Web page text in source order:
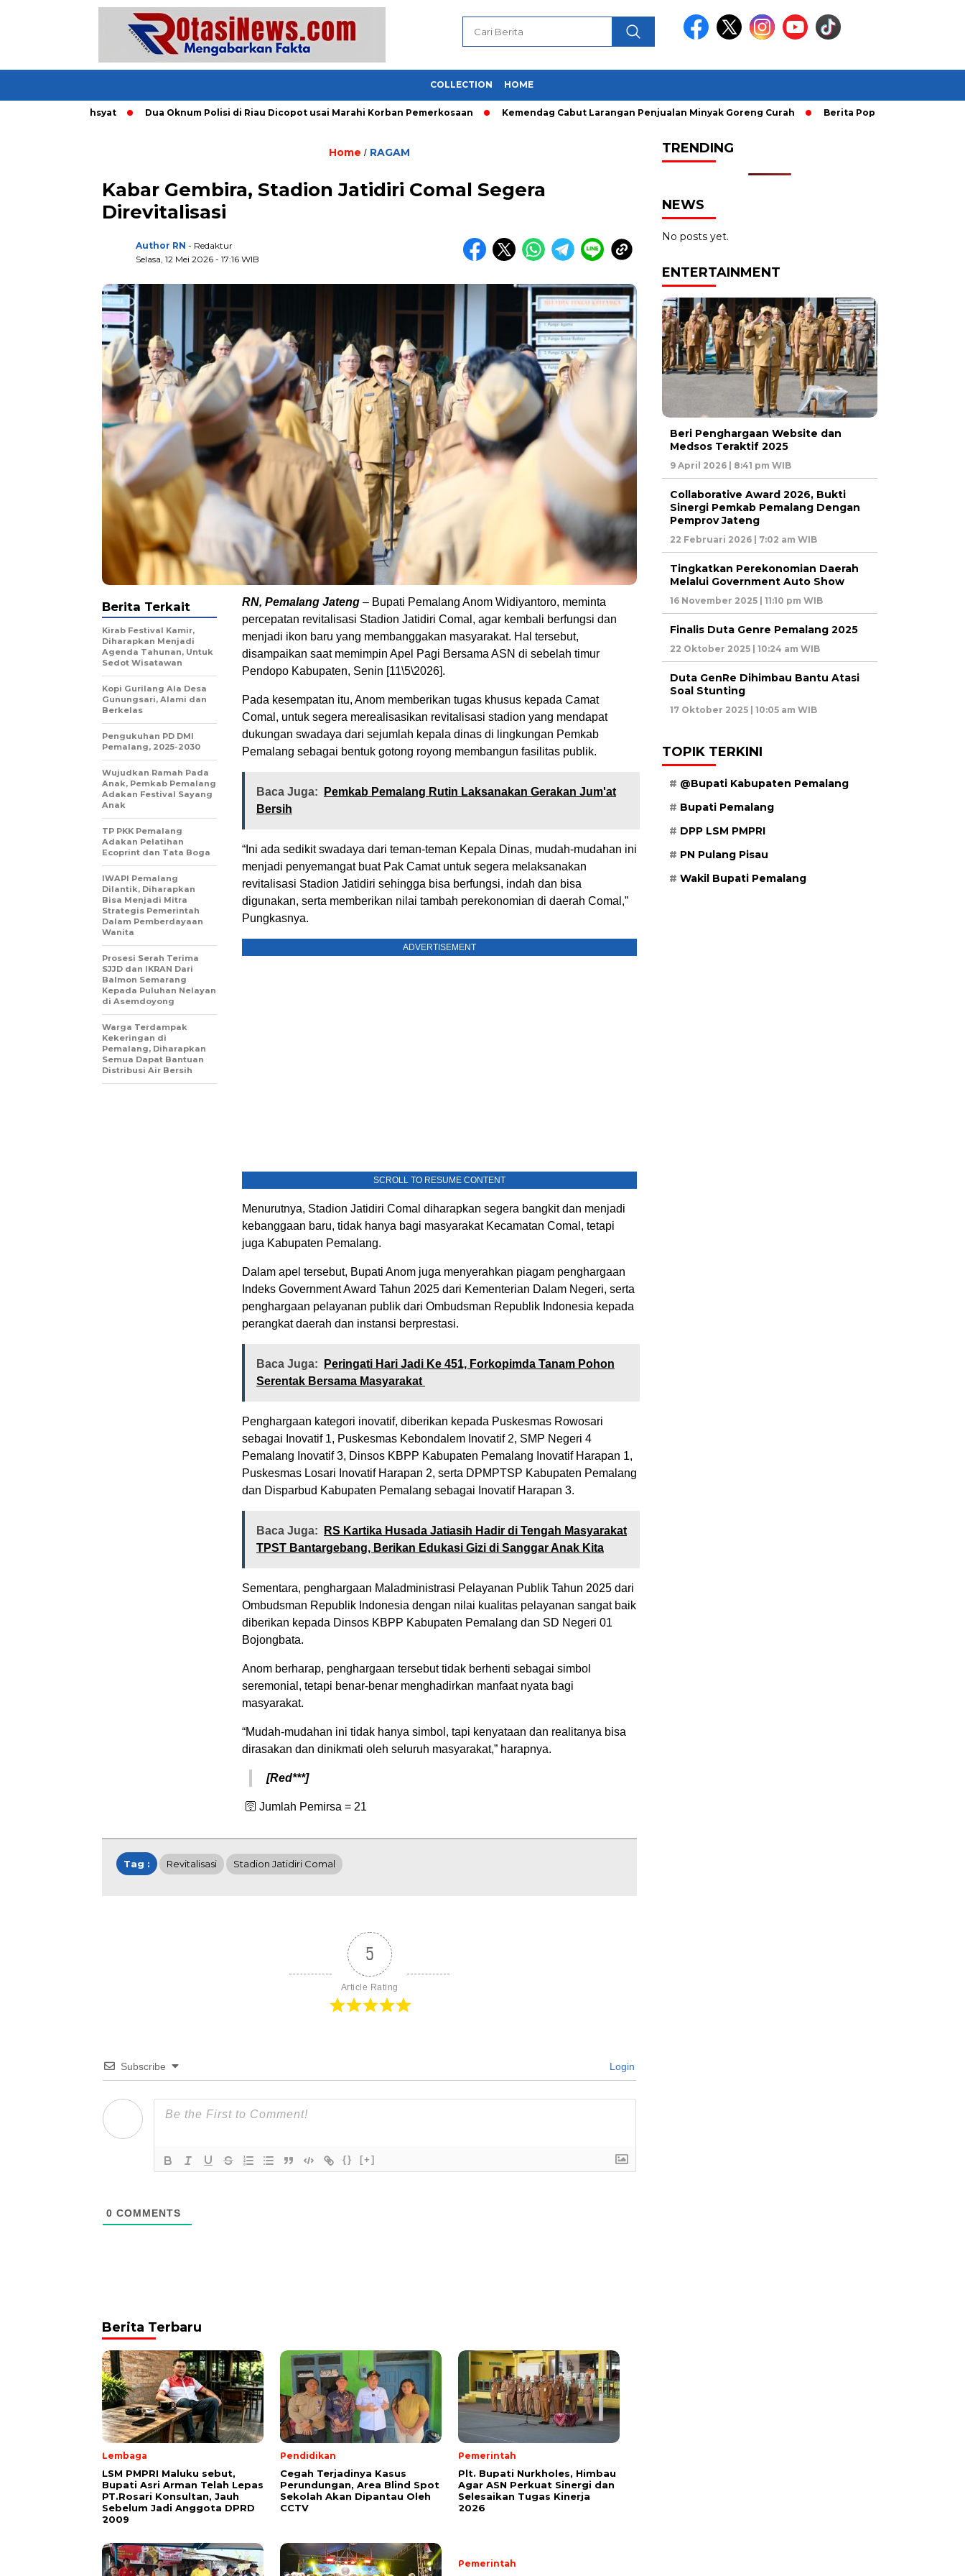
COLLECTION HOME
Dua Oknum Polisi di Riau Dicopot usai Marahi Korban Pemerkosaan Kemendag Cabut Larangan Penjualan Minyak Goreng Curah Berita Populer: Uji Coba Gage ke
Home / RAGAM
Kabar Gembira, Stadion Jatidiri Comal Segera
Direvitalisasi
Author RN - Redaktur
Selasa, 12 Mei 2026 - 17:16 WIB
RN, Pemalang Jateng – Bupati Pemalang Anom Widiyantoro, meminta
percepatan revitalisasi Stadion Jatidiri Comal, agar kembali berfungsi dan
menjadi ikon baru yang membanggakan masyarakat. Hal tersebut,
disampaikan saat memimpin Apel Pagi Bersama ASN di sebelah timur
Pendopo Kabupaten, Senin [11\5\2026].
Pada kesempatan itu, Anom memberikan tugas khusus kepada Camat
Comal, untuk segera merealisasikan revitalisasi stadion yang mendapat
dukungan swadaya dari sejumlah kepala dinas di lingkungan Pemkab
Pemalang sebagai bentuk gotong royong membangun fasilitas publik.
Baca Juga:
Pemkab Pemalang Rutin Laksanakan Gerakan Jum'at
Bersih
“Ini ada sedikit swadaya dari teman-teman Kepala Dinas, mudah-mudahan ini
menjadi penyemangat buat Pak Camat untuk segera melaksanakan
revitalisasi Stadion Jatidiri sehingga bisa berfungsi, indah dan bisa
digunakan, serta memberikan nilai tambah perekonomian di daerah Comal,”
Pungkasnya.
ADVERTISEMENT
SCROLL TO RESUME CONTENT
Menurutnya, Stadion Jatidiri Comal diharapkan segera bangkit dan menjadi
kebanggaan baru, tidak hanya bagi masyarakat Kecamatan Comal, tetapi
juga Kabupaten Pemalang.
Dalam apel tersebut, Bupati Anom juga menyerahkan piagam penghargaan
Indeks Government Award Tahun 2025 dari Kementerian Dalam Negeri, serta
penghargaan pelayanan publik dari Ombudsman Republik Indonesia kepada
perangkat daerah dan instansi berprestasi.
Baca Juga:
Peringati Hari Jadi Ke 451, Forkopimda Tanam Pohon
Serentak Bersama Masyarakat
Penghargaan kategori inovatif, diberikan kepada Puskesmas Rowosari
sebagai Inovatif 1, Puskesmas Kebondalem Inovatif 2, SMP Negeri 4
Pemalang Inovatif 3, Dinsos KBPP Kabupaten Pemalang Inovatif Harapan 1,
Puskesmas Losari Inovatif Harapan 2, serta DPMPTSP Kabupaten Pemalang
dan Disparbud Kabupaten Pemalang sebagai Inovatif Harapan 3.
Baca Juga:
RS Kartika Husada Jatiasih Hadir di Tengah Masyarakat
TPST Bantargebang, Berikan Edukasi Gizi di Sanggar Anak Kita
Sementara, penghargaan Maladministrasi Pelayanan Publik Tahun 2025 dari
Ombudsman Republik Indonesia dengan nilai kualitas pelayanan sangat baik
diberikan kepada Dinsos KBPP Kabupaten Pemalang dan SD Negeri 01
Bojongbata.
Anom berharap, penghargaan tersebut tidak berhenti sebagai simbol
seremonial, tetapi benar-benar menghadirkan manfaat nyata bagi
masyarakat.
“Mudah-mudahan ini tidak hanya simbol, tapi kenyataan dan realitanya bisa
dirasakan dan dinikmati oleh seluruh masyarakat,” harapnya.
[Red***]
🛜 Jumlah Pemirsa = 21
Berita Terkait
Kirab Festival Kamir,
Diharapkan Menjadi
Agenda Tahunan, Untuk
Sedot Wisatawan
Kopi Gurilang Ala Desa
Gunungsari, Alami dan
Berkelas
Pengukuhan PD DMI
Pemalang, 2025-2030
Wujudkan Ramah Pada
Anak, Pemkab Pemalang
Adakan Festival Sayang
Anak
TP PKK Pemalang
Adakan Pelatihan
Ecoprint dan Tata Boga
IWAPI Pemalang
Dilantik, Diharapkan
Bisa Menjadi Mitra
Strategis Pemerintah
Dalam Pemberdayaan
Wanita
Prosesi Serah Terima
SJJD dan IKRAN Dari
Balmon Semarang
Kepada Puluhan Nelayan
di Asemdoyong
Warga Terdampak
Kekeringan di
Pemalang, Diharapkan
Semua Dapat Bantuan
Distribusi Air Bersih
Tag : Revitalisasi Stadion Jatidiri Comal
5
Article Rating
Subscribe Login
{} [+]
0 COMMENTS
Berita Terbaru
Lembaga
LSM PMPRI Maluku sebut,
Bupati Asri Arman Telah Lepas
PT.Rosari Konsultan, Jauh
Sebelum Jadi Anggota DPRD
2009
Pendidikan
Cegah Terjadinya Kasus
Perundungan, Area Blind Spot
Sekolah Akan Dipantau Oleh
CCTV
Pemerintah
Plt. Bupati Nurkholes, Himbau
Agar ASN Perkuat Sinergi dan
Selesaikan Tugas Kinerja
2026
Pemerintah
TRENDING
NEWS
No posts yet.
ENTERTAINMENT
Beri Penghargaan Website dan
Medsos Teraktif 2025
9 April 2026 | 8:41 pm WIB
Collaborative Award 2026, Bukti
Sinergi Pemkab Pemalang Dengan
Pemprov Jateng
22 Februari 2026 | 7:02 am WIB
Tingkatkan Perekonomian Daerah
Melalui Government Auto Show
16 November 2025 | 11:10 pm WIB
Finalis Duta Genre Pemalang 2025
22 Oktober 2025 | 10:24 am WIB
Duta GenRe Dihimbau Bantu Atasi
Soal Stunting
17 Oktober 2025 | 10:05 am WIB
TOPIK TERKINI
@Bupati Kabupaten Pemalang
Bupati Pemalang
DPP LSM PMPRI
PN Pulang Pisau
Wakil Bupati Pemalang